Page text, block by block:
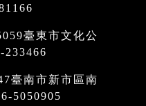
臺東市文化公
233466
臺南市新市區南
5050905